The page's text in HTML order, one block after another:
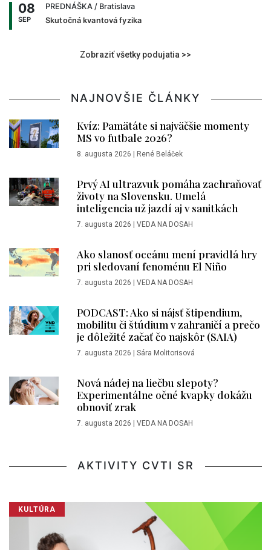
08
SEP
PREDNÁŠKA / Bratislava
Skutočná kvantová fyzika
Zobraziť všetky podujatia >>
NAJNOVŠIE ČLÁNKY
Kvíz: Pamätáte si najväčšie momenty
MS vo futbale 2026?
8. augusta 2026 René Beláček
Prvý AI ultrazvuk pomáha zachraňovať
životy na Slovensku. Umelá
inteligencia už jazdí aj v sanitkách
7. augusta 2026 VEDA NA DOSAH
Ako slanosť oceánu mení pravidlá hry
pri sledovaní fenoménu El Niño
7. augusta 2026 VEDA NA DOSAH
PODCAST: Ako si nájsť štipendium,
mobilitu či štúdium v zahraničí a prečo
je dôležité začať čo najskôr (SAIA)
7. augusta 2026 Sára Molitorisová
Nová nádej na liečbu slepoty?
Experimentálne očné kvapky dokážu
obnoviť zrak
7. augusta 2026 VEDA NA DOSAH
AKTIVITY CVTI SR
KULTÚRA